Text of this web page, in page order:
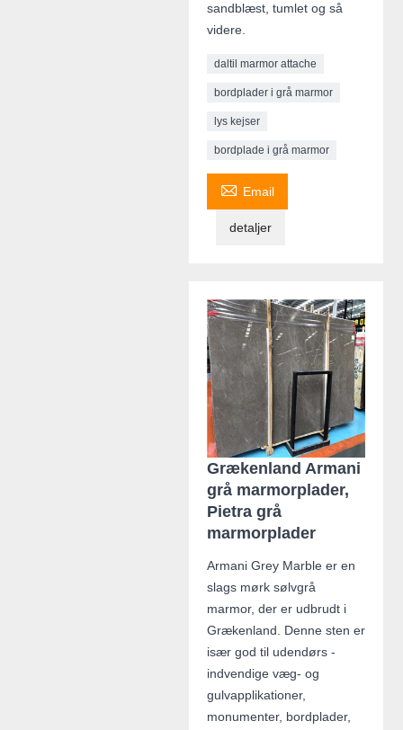
sandblæst, tumlet og så
videre.
daltil marmor attache
bordplader i grå marmor
lys kejser
bordplade i grå marmor
 Email
detaljer
Grækenland Armani
grå marmorplader,
Pietra grå
marmorplader
Armani Grey Marble er en
slags mørk sølvgrå
marmor, der er udbrudt i
Grækenland. Denne sten er
især god til udendørs -
indvendige væg- og
gulvapplikationer,
monumenter, bordplader,